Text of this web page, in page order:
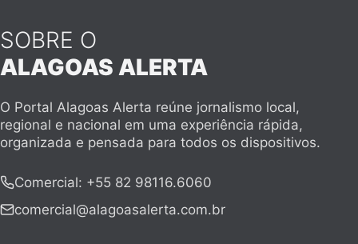
SOBRE O
ALAGOAS ALERTA
O Portal Alagoas Alerta reúne jornalismo local,
regional e nacional em uma experiência rápida,
organizada e pensada para todos os dispositivos.
Comercial: +55 82 98116.6060
comercial@alagoasalerta.com.br